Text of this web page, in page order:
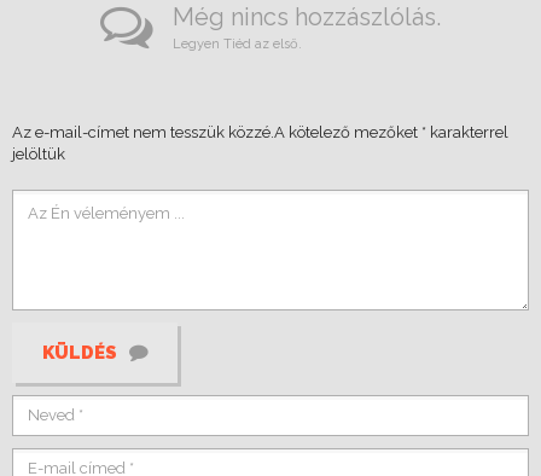
Még nincs hozzászlólás.
Legyen Tiéd az első.
Az e-mail-címet nem tesszük közzé. A kötelező mezőket * karakterrel
jelöltük
KÜLDÉS